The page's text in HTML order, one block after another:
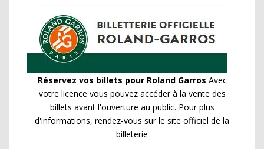
Réservez vos billets pour Roland Garros Avec
votre licence vous pouvez accéder à la vente des
billets avant l'ouverture au public. Pour plus
d'informations, rendez-vous sur le site officiel de la
billeterie